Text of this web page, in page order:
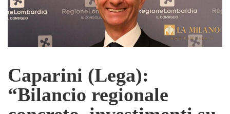
Caparini (Lega):
“Bilancio regionale